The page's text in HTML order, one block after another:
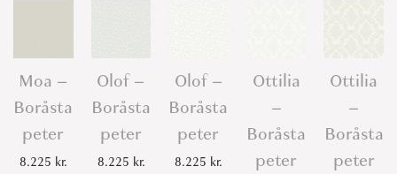
Moa –
Boråsta
peter
8.225 kr.
Olof –
Boråsta
peter
8.225 kr.
Olof –
Boråsta
peter
8.225 kr.
Ottilia
–
Boråsta
peter
Ottilia
–
Boråsta
peter